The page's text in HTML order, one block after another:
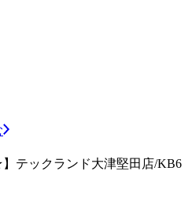
テックランド大津堅田店/KB6